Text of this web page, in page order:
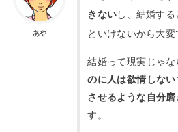
あや
きないし、結婚する
といけないから大変
結婚って現実じゃ
のに人は欲情しない
させるような自分
す。